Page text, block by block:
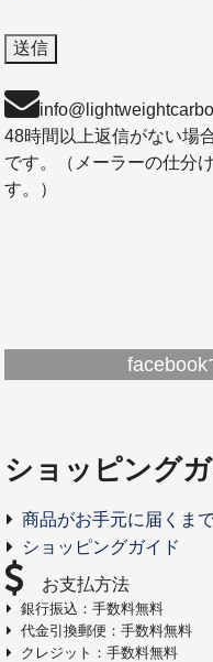
48時間以上返信がない場
です。（メーラーの仕分
す。）
facebook
ショッピング
商品がお手元に届くま
ショッピングガイド
お支払方法
銀行振込：手数料無料
代金引換郵便：手数料無料
クレジット：手数料無料